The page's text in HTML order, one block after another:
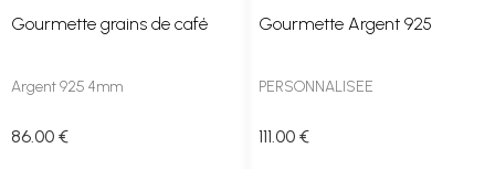
Gourmette grains de café
Argent 925 4mm
86.00 €
Gourmette Argent 925
PERSONNALISEE
111 .00 €